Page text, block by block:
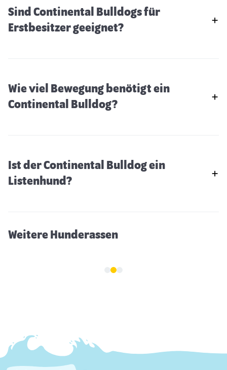
Sind Continental Bulldogs für
Erstbesitzer geeignet?
Wie viel Bewegung benötigt ein
Continental Bulldog?
Ist der Continental Bulldog ein
Listenhund?
Weitere Hunderassen
Hokkaido